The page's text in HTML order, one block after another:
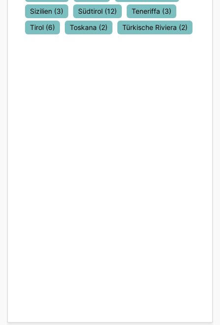
Sizilien (3) Südtirol (12) Teneriffa (3)
Tirol (6) Toskana (2) Türkische Riviera (2)